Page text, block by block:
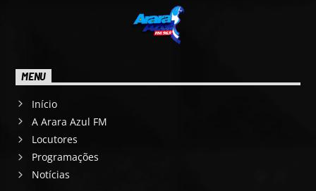
MENU
Início
A Arara Azul FM
Locutores
Programações
Notícias